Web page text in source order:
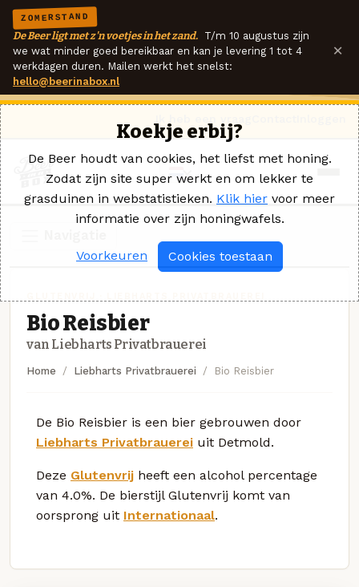
ZOMERSTAND
De Beer ligt met z'n voetjes in het zand. T/m 10 augustus zijn
we wat minder goed bereikbaar en kan je levering 1 tot 4
werkdagen duren. Mailen werkt het snelst:
hello@beerinabox.nl
×
Bio Reisbier
van Liebharts Privatbrauerei
Home Liebharts Privatbrauerei Bio Reisbier
De Bio Reisbier is een bier gebrouwen door
Liebharts Privatbrauerei uit Detmold.
Deze Glutenvrij heeft een alcohol percentage
van 4.0%. De bierstijl Glutenvrij komt van
oorsprong uit Internationaal.
Koekje erbij?
De Beer houdt van cookies, het liefst met honing.
Zodat zijn site super werkt en om lekker te
grasduinen in webstatistieken. Klik hier voor meer
informatie over zijn honingwafels.
Voorkeuren Cookies toestaan